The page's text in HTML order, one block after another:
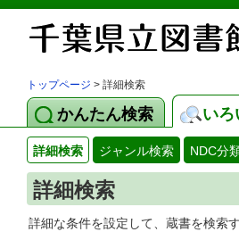
トップページ > 詳細検索
かんたん検索 いろ
詳細検索 ジャンル検索 NDC分
詳細検索
詳細な条件を設定して、蔵書を検索